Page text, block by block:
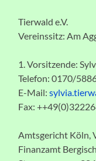
Tierwald e.V.
Vereinssitz: Am
1. Vorsitzende:
Telefon: 0170/
E-Mail:
Fax:
Amtsgericht Köln,
Finanzamt